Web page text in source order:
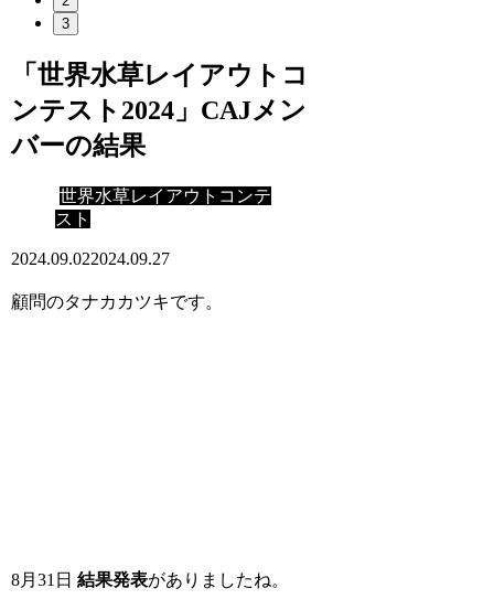
3
「世界水草レイアウトコ
ンテスト2024」CAJメン
バーの結果
世界水草レイアウトコンテ
スト
2024.09.022024.09.27
顧問のタナカカツキです。
8月31日結果発表がありましたね。